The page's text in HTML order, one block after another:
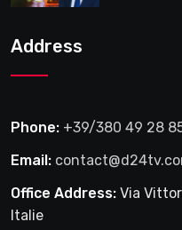
Address
Phone: +39/380 49 28
Email:
Office Address: Via
Italie